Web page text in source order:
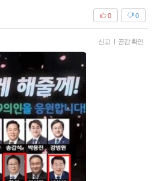
0
0
신고 공감 확인